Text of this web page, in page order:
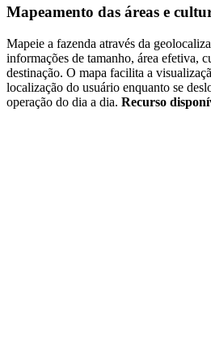
Mapeamento das áreas e
Mapeie a fazenda através da
informações de tamanho, área efetiva,
destinação. O mapa facilita a
localização do usuário enquanto se
operação do dia a dia. Recurso